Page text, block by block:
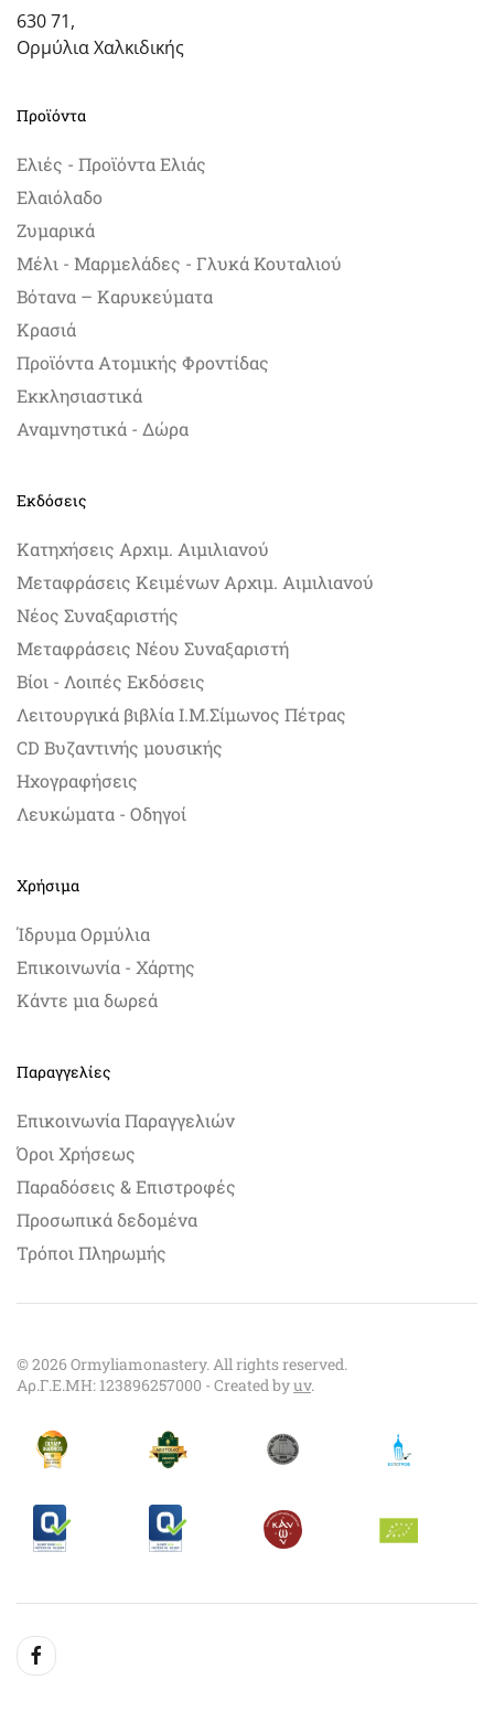
630 71,
Ορμύλια Χαλκιδικής
Προϊόντα
Ελιές - Προϊόντα Ελιάς
Ελαιόλαδο
Ζυμαρικά
Μέλι - Μαρμελάδες - Γλυκά Κουταλιού
Βότανα – Καρυκεύματα
Κρασιά
Προϊόντα Ατομικής Φροντίδας
Εκκλησιαστικά
Αναμνηστικά - Δώρα
Εκδόσεις
Κατηχήσεις Αρχιμ. Αιμιλιανού
Μεταφράσεις Κειμένων Αρχιμ. Αιμιλιανού
Νέος Συναξαριστής
Μεταφράσεις Νέου Συναξαριστή
Βίοι - Λοιπές Εκδόσεις
Λειτουργικά βιβλία Ι.Μ.Σίμωνος Πέτρας
CD Βυζαντινής μουσικής
Ηχογραφήσεις
Λευκώματα - Οδηγοί
Χρήσιμα
Ίδρυμα Ορμύλια
Επικοινωνία - Χάρτης
Κάντε μια δωρεά
Παραγγελίες
Επικοινωνία Παραγγελιών
Όροι Χρήσεως
Παραδόσεις & Επιστροφές
Προσωπικά δεδομένα
Τρόποι Πληρωμής
©2026Ormyliamonastery. All rights reserved.
Αρ.Γ.Ε.ΜΗ: 123896257000 - Created byuv.